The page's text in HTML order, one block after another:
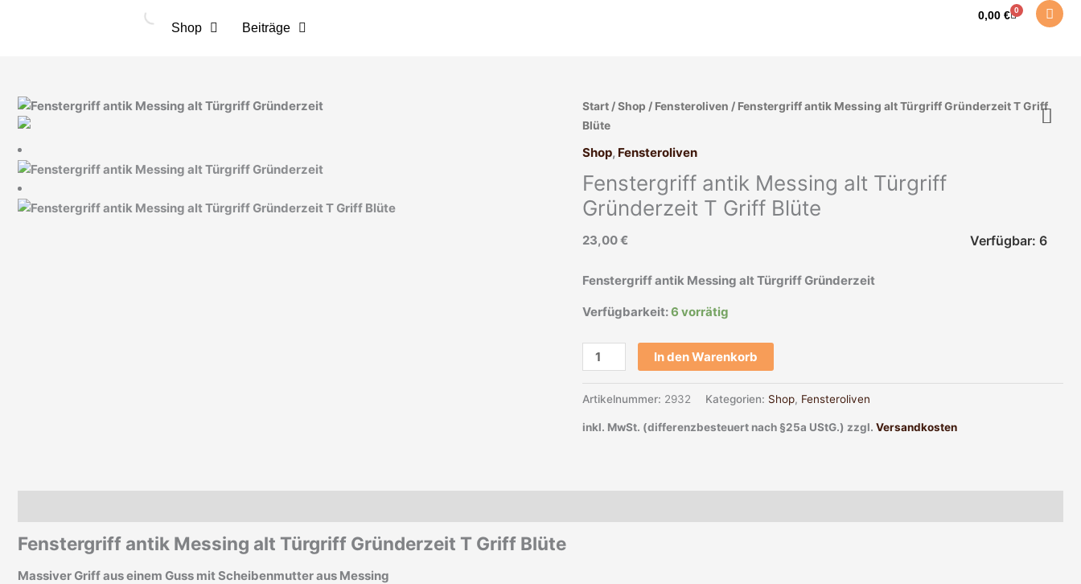
Shop Beiträge
0,00 € 0
Warenkorb
Start /Shop / Fensteroliven / Fenstergriff antik Messing alt Türgriff Gründerzeit T Griff
Blüte
Shop, Fensteroliven
Fenstergriff antik Messing alt Türgriff
Gründerzeit T Griff Blüte
23,00€ Verfügbar: 6
Fenstergriff antik Messing alt Türgriff Gründerzeit
Verfügbarkeit:6 vorrätig
Fenstergriff
antik
Türgriff
Gründerzeit
T
Griff
Menge
In den Warenkorb
Artikelnummer: 2932 Kategorien: Shop, Fensteroliven
inkl. MwSt. (differenzbesteuert nach §25a UStG.) zzgl. Versandkosten
Fenstergriff antik Messing alt Türgriff Gründerzeit T Griff Blüte
Massiver Griff aus einem Guss mit Scheibenmutter aus Messing